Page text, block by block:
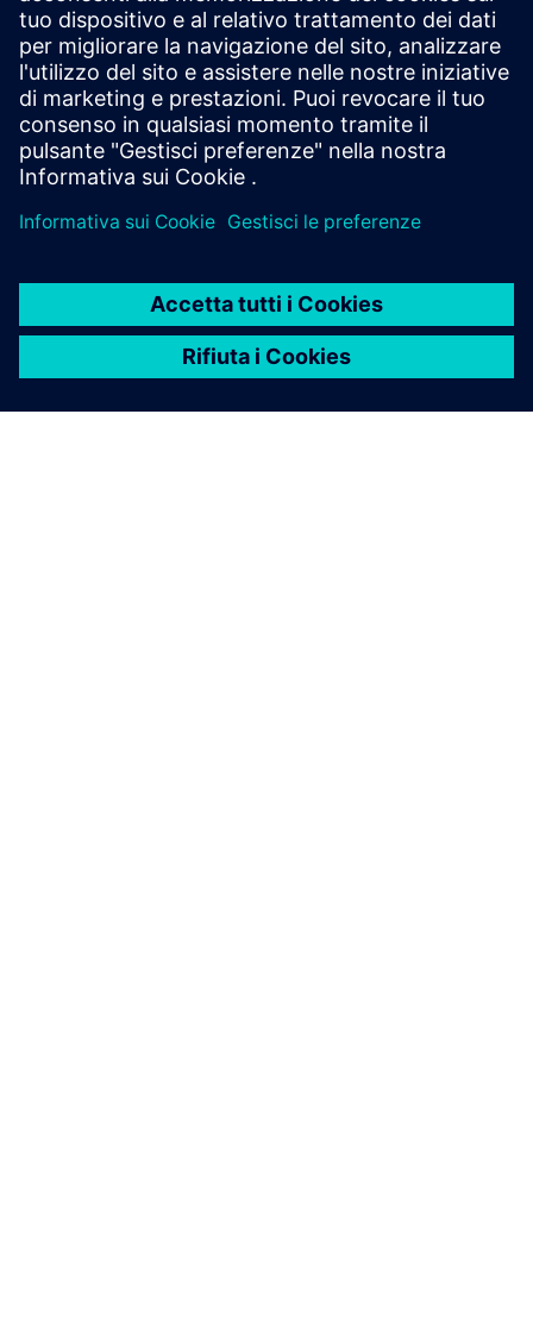
FLUIDS AND THERMAL
Migliora le prestazioni dei prodotti con il software di
simulazione fluidodinamica computazionale (CFD)
multifisica in condizioni reali.